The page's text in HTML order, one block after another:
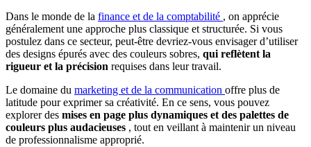
Dans le monde de la finance et de la comptabilité , on apprécie
généralement une approche plus classique et structurée. Si vous
postulez dans ce secteur, peut-être devriez-vous envisager d’utiliser
des designs épurés avec des couleurs sobres, qui reflètent la
rigueur et la précision requises dans leur travail.
Le domaine du marketing et de la communication offre plus de
latitude pour exprimer sa créativité. En ce sens, vous pouvez
explorer des mises en page plus dynamiques et des palettes de
couleurs plus audacieuses , tout en veillant à maintenir un niveau
de professionnalisme approprié.